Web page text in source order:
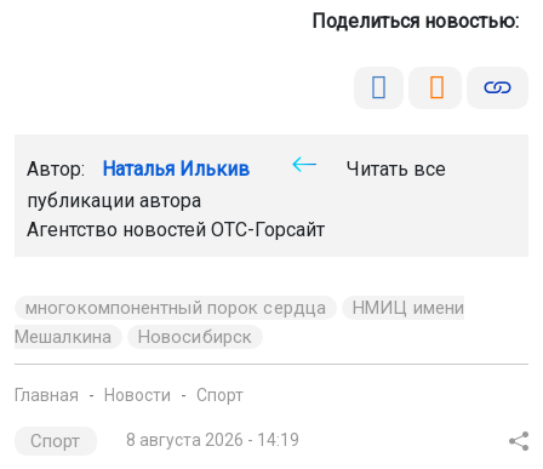
Поделиться новостью:
Автор: Наталья Илькив
Читать все
публикации автора
Агентство новостей ОТС-Горсайт
многокомпонентный порок сердца
НМИЦ имени
Мешалкина
Новосибирск
Главная Новости Спорт
Спорт 8 августа 2026 - 14:19